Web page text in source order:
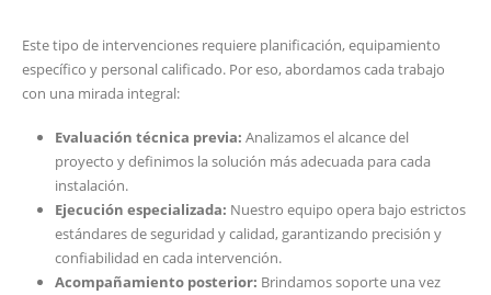
Este tipo de intervenciones requiere planificación, equipamiento
específico y personal calificado. Por eso, abordamos cada trabajo
con una mirada integral:
Evaluación técnica previa: Analizamos el alcance del
proyecto y definimos la solución más adecuada para cada
instalación.
Ejecución especializada: Nuestro equipo opera bajo estrictos
estándares de seguridad y calidad, garantizando precisión y
confiabilidad en cada intervención.
Acompañamiento posterior: Brindamos soporte una vez